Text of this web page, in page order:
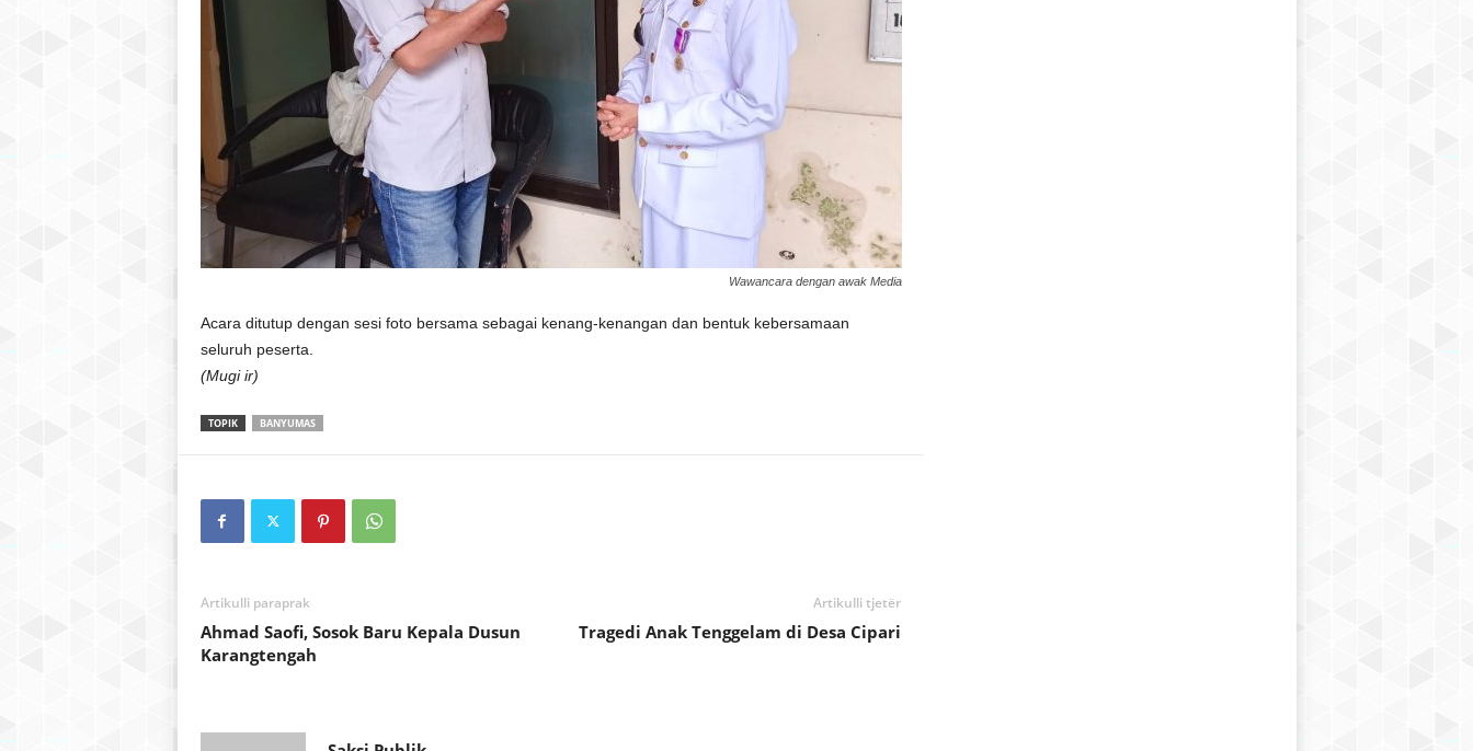
Wawancara dengan awak Media
Acara ditutup dengan sesi foto bersama sebagai kenang-kenangan dan bentuk kebersamaan
seluruh peserta.
(Mugi ir)
TOPIK BANYUMAS
Artikulli paraprak
Ahmad Saofi, Sosok Baru Kepala Dusun
Karangtengah
Artikulli tjetër
Tragedi Anak Tenggelam di Desa Cipari